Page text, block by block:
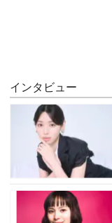
インタビュー